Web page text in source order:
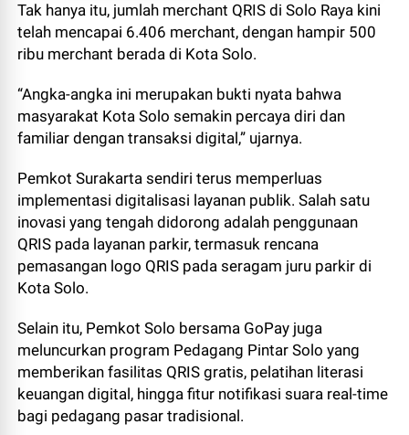
Tak hanya itu, jumlah merchant QRIS di Solo Raya kini
telah mencapai 6.406 merchant, dengan hampir 500
ribu merchant berada di Kota Solo.
“Angka-angka ini merupakan bukti nyata bahwa
masyarakat Kota Solo semakin percaya diri dan
familiar dengan transaksi digital,” ujarnya.
Pemkot Surakarta sendiri terus memperluas
implementasi digitalisasi layanan publik. Salah satu
inovasi yang tengah didorong adalah penggunaan
QRIS pada layanan parkir, termasuk rencana
pemasangan logo QRIS pada seragam juru parkir di
Kota Solo.
Selain itu, Pemkot Solo bersama GoPay juga
meluncurkan program Pedagang Pintar Solo yang
memberikan fasilitas QRIS gratis, pelatihan literasi
keuangan digital, hingga fitur notifikasi suara real-time
bagi pedagang pasar tradisional.